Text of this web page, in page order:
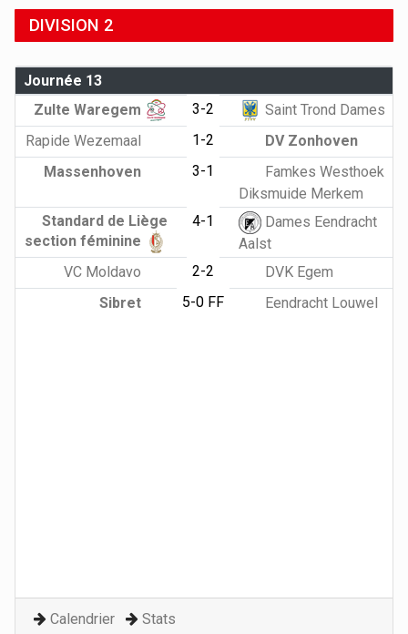
DIVISION 2
Journée 13
Zulte Waregem
3-2
Saint Trond Dames
Rapide Wezemaal
1-2
DV Zonhoven
Massenhoven
3-1
Famkes Westhoek
Diksmuide Merkem
Standard de Liège
section féminine
4-1
Dames Eendracht
Aalst
VC Moldavo
2-2
DVK Egem
Sibret
5-0 FF Eendracht Louwel
Calendrier Stats